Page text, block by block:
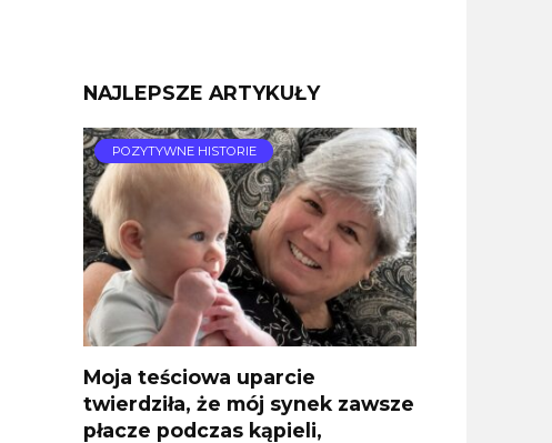
NAJLEPSZE ARTYKUŁY
POZYTYWNE HISTORIE
Moja teściowa uparcie
twierdziła, że mój synek zawsze
płacze podczas kąpieli,